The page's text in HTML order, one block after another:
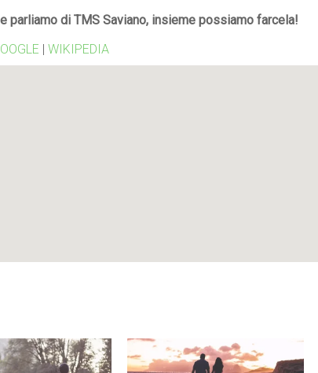
parliamo di TMS Saviano, insieme possiamo farcela!
| WIKIPEDIA